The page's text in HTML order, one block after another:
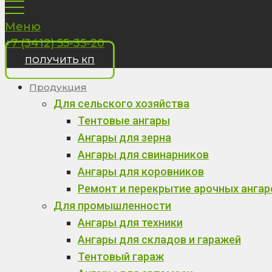
Меню
+7 (3412) 55-35-20
ПОЛУЧИТЬ КП
Продукция
Для сельского хозяйства
Тентовые ангары
Ангары для зерна
Ангары для свинарников
Ангары для коровников
Ремонт и перекрытие арочных
Для промышленности
Ангары для техники
Ангары для складов и гаражей
Тентовый гараж